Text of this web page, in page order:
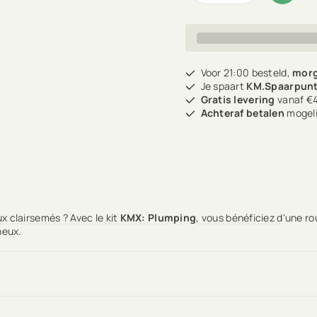
Voor 21:00 besteld,
Je spaart
Gratis levering vanaf
Achteraf betalen
clairsemés ? Avec le kit KMX: Plumping, vous bénéficiez d'une